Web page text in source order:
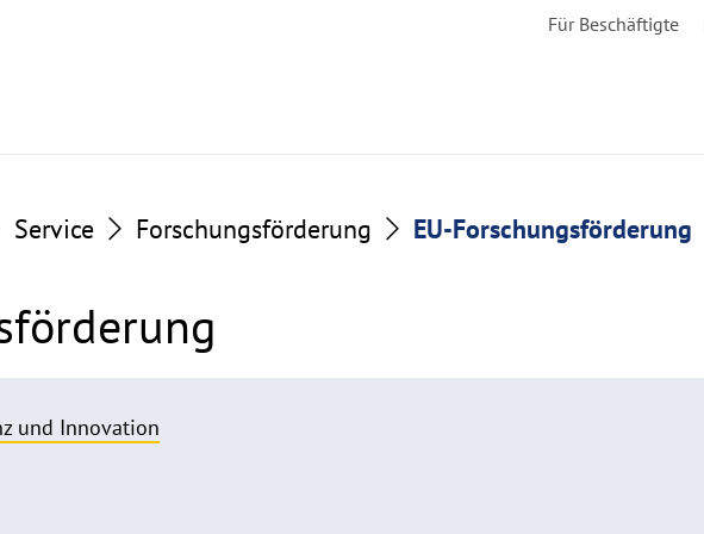
Für Beschäftigte
Service Forschungsförderung EU-Forschungsförderung
und Innovation